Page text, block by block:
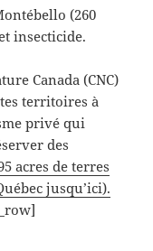
(260
insecticide.
Canada (CNC)
territoires à
privé qui
des
acres de terres
jusqu’ici).